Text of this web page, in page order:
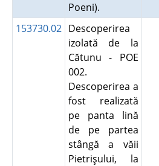
Poeni).
153730.02 Descoperirea
izolată de la
Cătunu - POE
002.
Descoperirea a
fost realizată
pe panta lină
de pe partea
stângă a văii
Pietrişului, la